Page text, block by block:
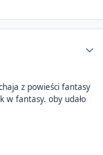
z powieści fantasy
w fantasy. oby udało